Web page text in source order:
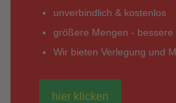
unverbindlich & kostenlos
größere Mengen - bessere
Wir bieten Verlegung und
hier klicken